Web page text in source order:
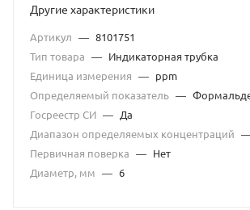
Другие характеристики
Артикул — 8101751
Тип товара — Индикаторная трубка
Единица измерения — ppm
Определяемый показатель —
Госреестр СИ — Да
Диапазон определяемых концентраций
Первичная поверка — Нет
Диаметр, мм — 6